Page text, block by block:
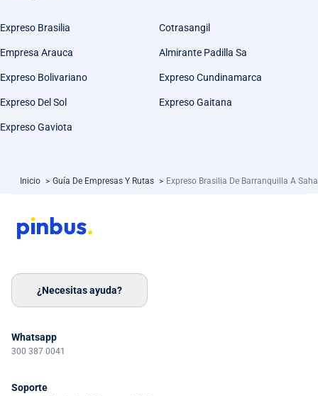
Expreso Brasilia Cotrasangil
Empresa Arauca Almirante Padilla Sa
Expreso Bolivariano Expreso Cundinamarca
Expreso Del Sol Expreso Gaitana
Expreso Gaviota
Inicio > Guía De Empresas Y Rutas > Expreso Brasilia De Barranquilla A
¿Necesitas ayuda?
Whatsapp
300 387 0041
Soporte